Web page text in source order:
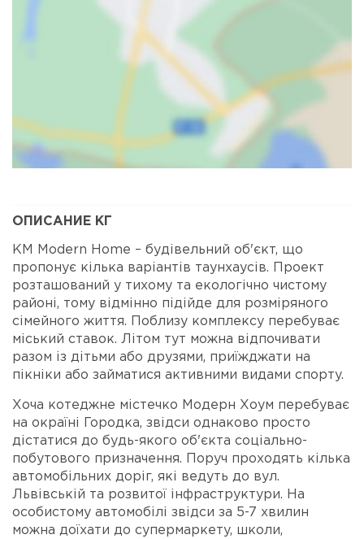
ОПИСАНИЕ КГ
КМ Modern Home – будівельний об'єкт, що
пропонує кілька варіантів таунхаусів. Проект
розташований у тихому та екологічно чистому
районі, тому відмінно підійде для розміряного
сімейного життя. Поблизу комплексу перебуває
міський ставок. Літом тут можна відпочивати
разом із дітьми або друзями, приїжджати на
пікніки або займатися активними видами спорту.
Хоча котеджне містечко Модерн Хоум перебуває
на окраїні Городка, звідси однаково просто
дістатися до будь-якого об'єкта соціально-
побутового призначення. Поруч проходять кілька
автомобільних доріг, які ведуть до вул.
Львівській та розвитої інфраструктури. На
особистому автомобілі звідси за 5-7 хвилин
можна доїхати до супермаркету, школи,